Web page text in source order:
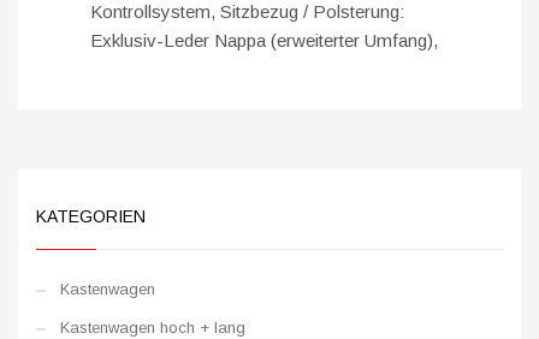
Kontrollsystem, Sitzbezug / Polsterung:
Exklusiv-Leder Nappa (erweiterter Umfang),
KATEGORIEN
Kastenwagen
Kastenwagen hoch + lang